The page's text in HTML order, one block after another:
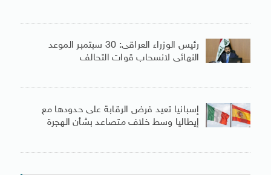
رئيس الوزراء العراقى: 30 سبتمبر الموعد
النهائى لانسحاب قوات التحالف
إسبانيا تعيد فرض الرقابة على حدودها مع
إيطاليا وسط خلاف متصاعد بشأن الهجرة